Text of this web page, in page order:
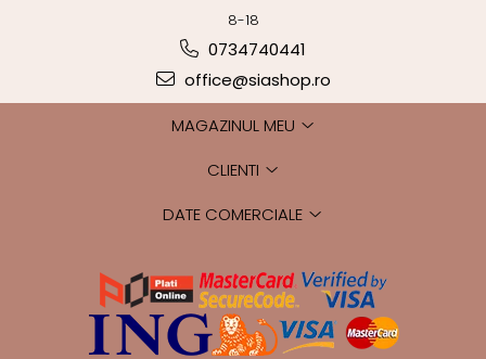
8-18
0734740441
office@siashop.ro
MAGAZINUL MEU
CLIENTI
DATE COMERCIALE